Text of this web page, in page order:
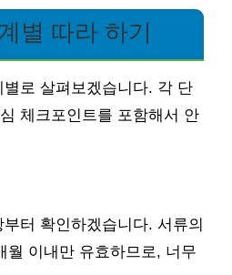
별 따라 하기
로 살펴보겠습니다. 각 단
체크포인트를 포함해서 안
터 확인하겠습니다. 서류의
월 이내만 유효하므로, 너무